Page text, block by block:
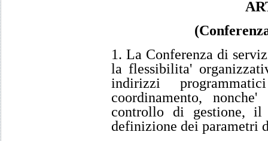
1. La Conferenza di
la flessibilita'
indirizzi
coordinamento,
controllo di gestione,
definizione dei parametri